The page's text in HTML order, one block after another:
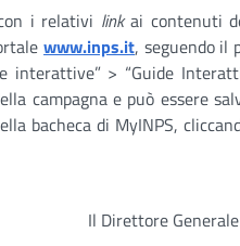
i relativi linkai contenuti
www.inps.it, seguendo il
interattive” > “Guide
campagna e può essere
bacheca di MyINPS,
Il Direttore Generale